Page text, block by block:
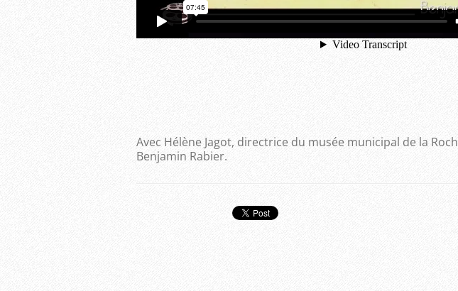
Avec Hélène Jagot, directrice du musée municipal de la
Benjamin Rabier.